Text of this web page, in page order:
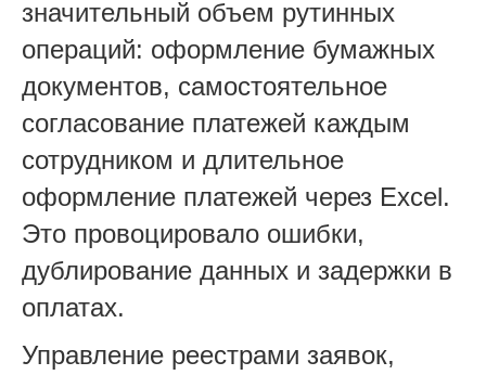
значительный объем рутинных
операций: оформление бумажных
документов, самостоятельное
согласование платежей каждым
сотрудником и длительное
оформление платежей через Excel.
Это провоцировало ошибки,
дублирование данных и задержки в
оплатах.
Управление реестрами заявок,